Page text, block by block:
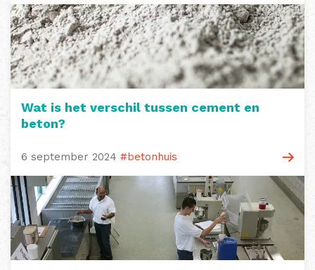
Wat is het verschil tussen cement en
beton?
6 september 2024 #betonhuis